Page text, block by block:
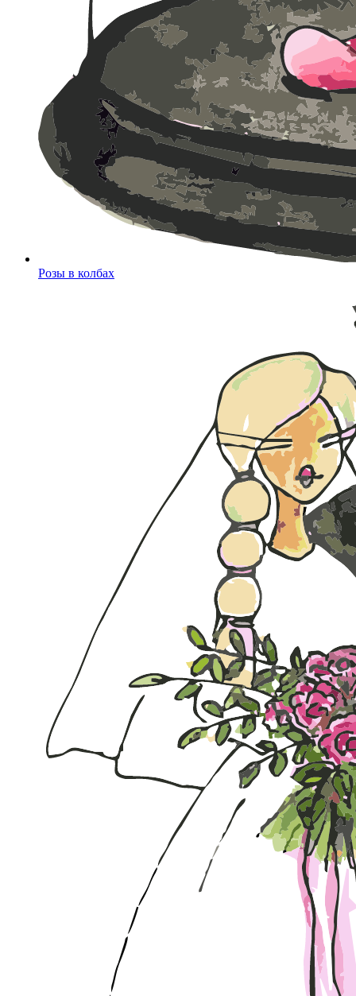
Розы в колбах